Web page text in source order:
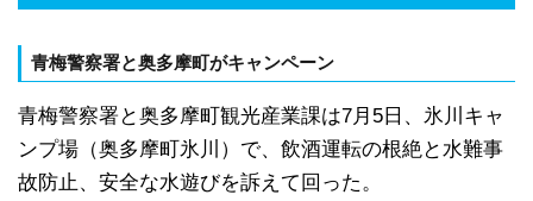
青梅警察署と奥多摩町がキャンペーン
青梅警察署と奥多摩町観光産業課は7月5日、氷川キャ
ンプ場（奥多摩町氷川）で、飲酒運転の根絶と水難事
故防止、安全な水遊びを訴えて回った。